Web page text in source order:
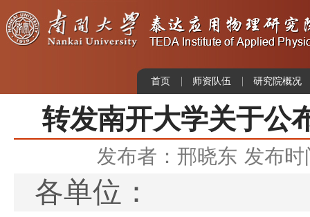
首页 师资队伍 研究院概况
转发南开大学关于公
发布者：邢晓东 发布时
各单位：